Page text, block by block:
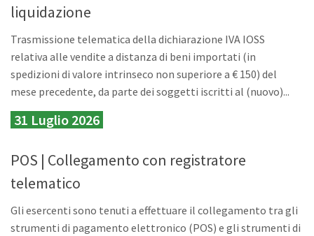
liquidazione
Trasmissione telematica della dichiarazione IVA IOSS
relativa alle vendite a distanza di beni importati (in
spedizioni di valore intrinseco non superiore a € 150) del
mese precedente, da parte dei soggetti iscritti al (nuovo)...
31 Luglio 2026
POS | Collegamento con registratore
telematico
Gli esercenti sono tenuti a effettuare il collegamento tra gli
strumenti di pagamento elettronico (POS) e gli strumenti di